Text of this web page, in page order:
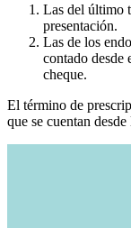
Las del último
presentación.
Las de los
contado desde
cheque.
El término de
que se cuentan